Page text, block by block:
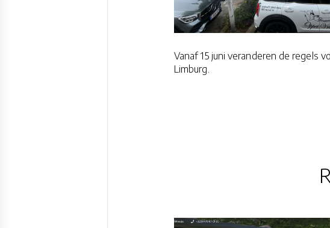
Vanaf 15 juni veranderen de regels
Limburg.